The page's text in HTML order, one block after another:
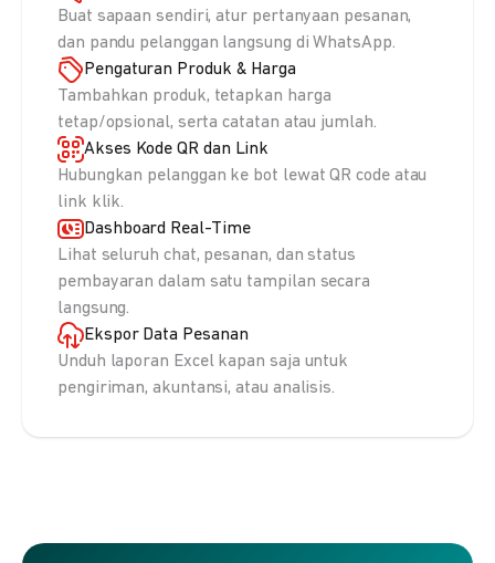
Buat sapaan sendiri, atur pertanyaan pesanan,
dan pandu pelanggan langsung di WhatsApp.
Pengaturan Produk & Harga
Tambahkan produk, tetapkan harga
tetap/opsional, serta catatan atau jumlah.
Akses Kode QR dan Link
Hubungkan pelanggan ke bot lewat QR code atau
link klik.
Dashboard Real-Time
Lihat seluruh chat, pesanan, dan status
pembayaran dalam satu tampilan secara
langsung.
Ekspor Data Pesanan
Unduh laporan Excel kapan saja untuk
pengiriman, akuntansi, atau analisis.